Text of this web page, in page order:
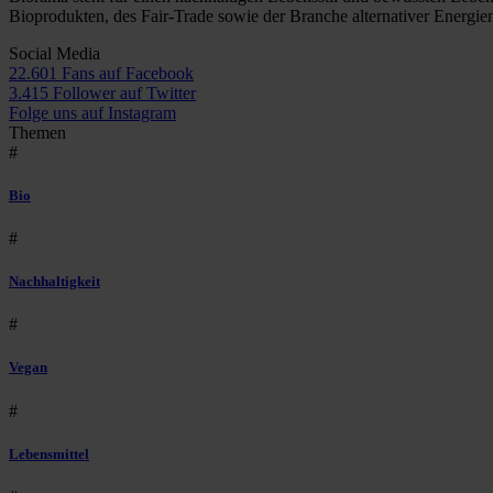
Bioprodukten, des Fair-Trade sowie der Branche alternativer
Social Media
22.601 Fans auf Facebook
3.415 Follower auf Twitter
Folge uns auf Instagram
Themen
#
Bio
#
Nachhaltigkeit
#
Vegan
#
Lebensmittel